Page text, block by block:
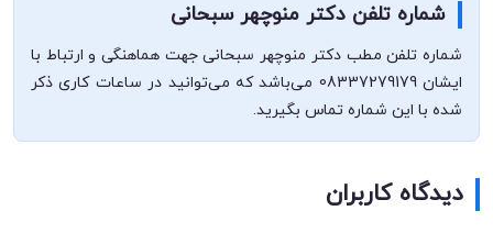
شماره تلفن دکتر منوچهر سبحانی
شماره تلفن مطب دکتر منوچهر سبحانی جهت هماهنگی و ارتباط با
ایشان 08337279179 می‌باشد که می‌توانید در ساعات کاری ذکر
شده با این شماره تماس بگیرید.
دیدگاه کاربران